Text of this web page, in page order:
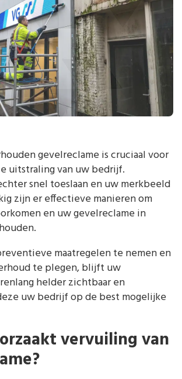
gevelreclame is cruciaal voor
uitstraling van uw bedrijf.
snel toeslaan en uw merkbeeld
zijn er effectieve manieren om
en uw gevelreclame in
maatregelen te nemen en
te plegen, blijft uw
helder zichtbaar en
uw bedrijf op de best mogelijke
vervuiling van